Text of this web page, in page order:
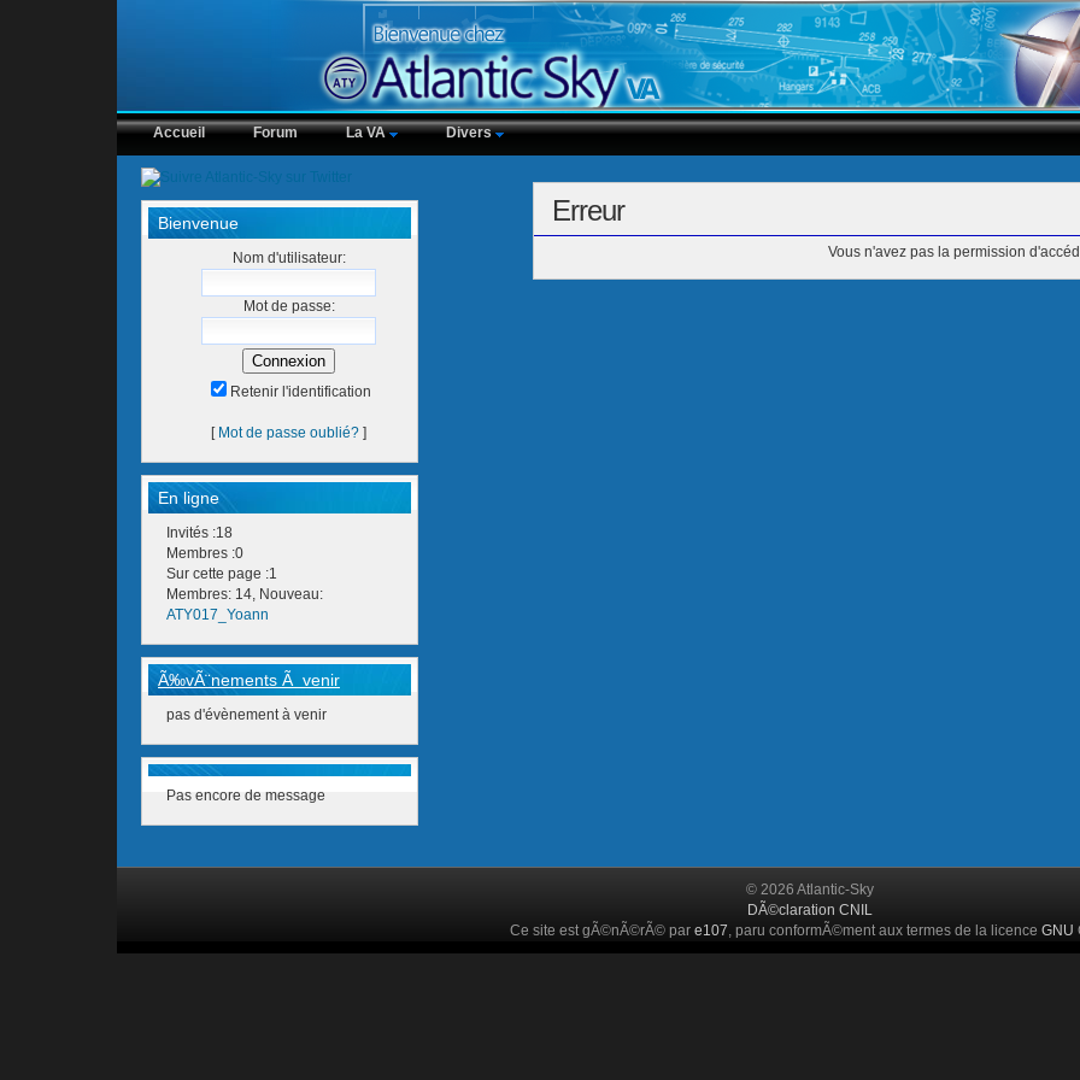
Accueil Forum La VA Divers
Bienvenue
Nom d'utilisateur:
Mot de passe:
Retenir l'identification
[ Mot de passe oublié? ]
En ligne
Invités :18
Membres :0
Sur cette page :1
Membres: 14, Nouveau:
ATY017_Yoann
Ã‰vÃ¨nements Ã venir
pas d'évènement à venir
Pas encore de message
Erreur
Vous n'avez pas la permission
© 2026 Atlantic-Sky
DÃ©claration CNIL
Ce site est gÃ©nÃ©rÃ© par e107, paru conformÃ©ment aux termes de la licence GNU